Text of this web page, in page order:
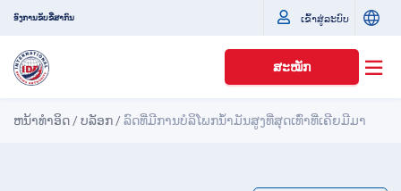
ອົງການຂັບຂີ່ສາກົນ ເຂົ້າສູ່ລະບົບ
ສະໝັກ
ຫນ້າທໍາອິດ /ບລັອກ /ລົດທີ່ມີການບໍລິໂພກນໍ້າມັນສູງທີ່ສຸດເທົ່າທີ່ເຄີຍມີມາ